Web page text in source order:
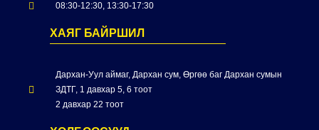
08:30-12:30, 13:30-17:30
ХАЯГ БАЙРШИЛ
Дархан-Уул аймаг, Дархан сум, Өргөө баг Дархан сумын
ЗДТГ, 1 давхар 5, 6 тоот
2 давхар 22 тоот